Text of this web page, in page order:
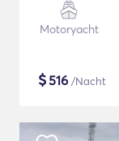
Motoryacht
$516 /Nacht